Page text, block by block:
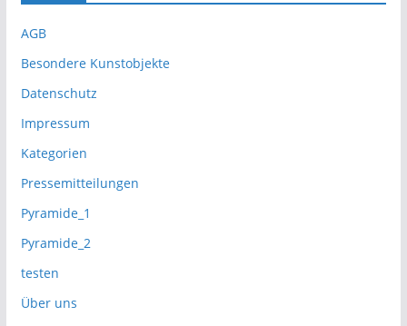
AGB
Besondere Kunstobjekte
Datenschutz
Impressum
Kategorien
Pressemitteilungen
Pyramide_1
Pyramide_2
testen
Über uns